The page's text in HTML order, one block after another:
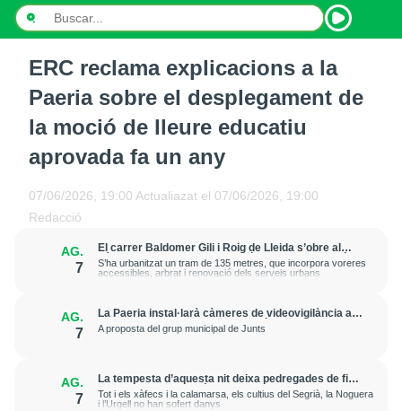
NOTÍCIES
PROGRAMES
CONTACTE
ERC reclama explicacions a la
Paeria sobre el desplegament de
la moció de lleure educatiu
aprovada fa un any
07/06/2026, 19:00 Actualiazat el 07/06/2026, 19:00
Redacció
AG.
7
El carrer Baldomer Gili i Roig de Lleida s’obre al
trànsit per millorar la connexió entre Ciutat Jardí i
l’entorn de Rovira Roure
S’ha urbanitzat un tram de 135 metres, que incorpora voreres
accessibles, arbrat i renovació dels serveis urbans
AG.
7
La Paeria instal·larà càmeres de videovigilància a
la plaça Edil Saturnino, a l'estació
A proposta del grup municipal de Junts
AG.
7
La tempesta d’aquesta nit deixa pedregades de fins
a 7 cm a Raimat, però la verema no pateix
afectacions significatives
Tot i els xàfecs i la calamarsa, els cultius del Segrià, la Noguera
i l’Urgell no han sofert danys